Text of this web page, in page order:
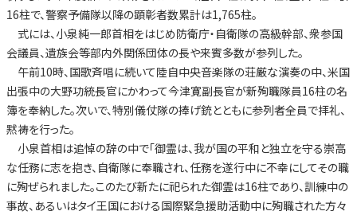
16柱で、警察予備隊以降の顕彰者数累計は1,765柱。
式には、小泉純一郎首相をはじめ防衛庁・自衛隊の高級幹部、衆参国
会議員、遺族会等部内外関係団体の長や来賓多数が参列した。
午前10時、国歌斉唱に続いて陸自中央音楽隊の荘厳な演奏の中、米国
出張中の大野功統長官にかわって今津寛副長官が新殉職隊員16柱の名
簿を奉納した。次いで、特別儀仗隊の捧げ銃とともに参列者全員で拝礼、
黙祷を行った。
小泉首相は追悼の辞の中で「御霊は、我が国の平和と独立を守る崇高
な任務に志を抱き、自衛隊に奉職され、任務を遂行中に不幸にしてその職
に殉ぜられました。このたび新たに祀られた御霊は16柱であり、訓練中の
事故、あるいはタイ王国における国際緊急援助活動中に殉職された方々